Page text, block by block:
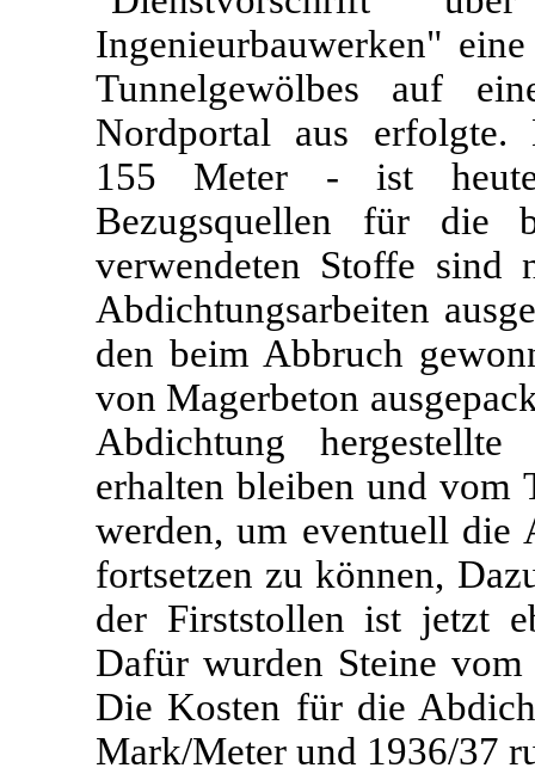
Ingenieurbauwerken"
Tunnelgewölbes auf
Nordportal aus
155 Meter - ist
Bezugsquellen für die
verwendeten Stoffe
Abdichtungsarbeiten
den beim Abbruch
von Magerbeton
Abdichtung
erhalten bleiben und vom
werden, um eventuell die
fortsetzen zu können,
der Firststollen ist jetzt
Dafür wurden Steine
Die Kosten für die
Mark/Meter und 1936/37